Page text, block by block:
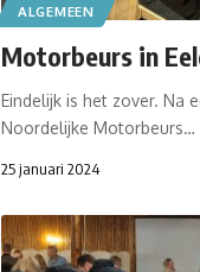
ALGEMEEN
Motorbeurs in
Eindelijk is het zover. Na
Noordelijke Motorbeurs…
25 januari 2024